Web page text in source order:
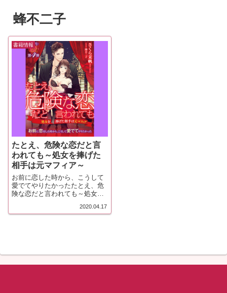
蜂不二子
書籍情報
たとえ、危険な恋だと言
われても～処女を捧げた
相手は元マフィア～
お前に恋した時から、こうして
愛でてやりたかったたとえ、危
険な恋だと言われても～処女を
2020.04.17